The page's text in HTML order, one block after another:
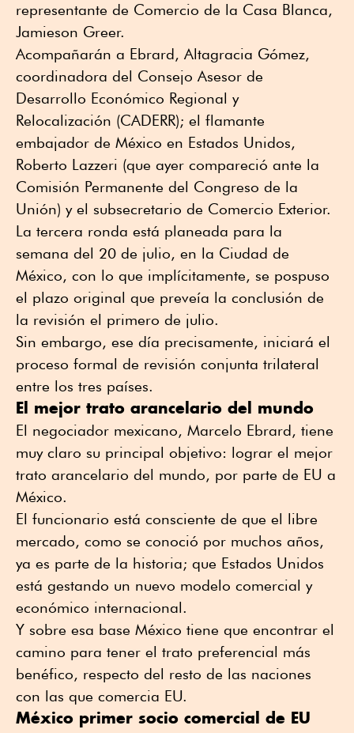
representante de Comercio de la Casa Blanca,
Jamieson Greer.
Acompañarán a Ebrard, Altagracia Gómez,
coordinadora del Consejo Asesor de
Desarrollo Económico Regional y
Relocalización (CADERR); el flamante
embajador de México en Estados Unidos,
Roberto Lazzeri (que ayer compareció ante la
Comisión Permanente del Congreso de la
Unión) y el subsecretario de Comercio Exterior.
La tercera ronda está planeada para la
semana del 20 de julio, en la Ciudad de
México, con lo que implícitamente, se pospuso
el plazo original que preveía la conclusión de
la revisión el primero de julio.
Sin embargo, ese día precisamente, iniciará el
proceso formal de revisión conjunta trilateral
entre los tres países.
El mejor trato arancelario del mundo
El negociador mexicano, Marcelo Ebrard, tiene
muy claro su principal objetivo: lograr el mejor
trato arancelario del mundo, por parte de EU a
México.
El funcionario está consciente de que el libre
mercado, como se conoció por muchos años,
ya es parte de la historia; que Estados Unidos
está gestando un nuevo modelo comercial y
económico internacional.
Y sobre esa base México tiene que encontrar el
camino para tener el trato preferencial más
benéfico, respecto del resto de las naciones
con las que comercia EU.
México primer socio comercial de EU